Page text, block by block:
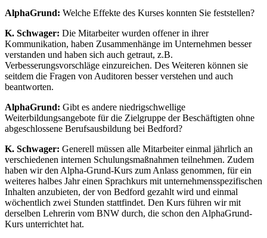
AlphaGrund: Welche Effekte des Kurses konnten Sie feststellen?
K. Schwager: Die Mitarbeiter wurden offener in ihrer
Kommunikation, haben Zusammenhänge im Unternehmen besser
verstanden und haben sich auch getraut, z.B.
Verbesserungsvorschläge einzureichen. Des Weiteren können sie
seitdem die Fragen von Auditoren besser verstehen und auch
beantworten.
AlphaGrund: Gibt es andere niedrigschwellige
Weiterbildungsangebote für die Zielgruppe der Beschäftigten ohne
abgeschlossene Berufsausbildung bei Bedford?
K. Schwager: Generell müssen alle Mitarbeiter einmal jährlich an
verschiedenen internen Schulungsmaßnahmen teilnehmen. Zudem
haben wir den Alpha-Grund-Kurs zum Anlass genommen, für ein
weiteres halbes Jahr einen Sprachkurs mit unternehmensspezifischen
Inhalten anzubieten, der von Bedford gezahlt wird und einmal
wöchentlich zwei Stunden stattfindet. Den Kurs führen wir mit
derselben Lehrerin vom BNW durch, die schon den AlphaGrund-
Kurs unterrichtet hat.